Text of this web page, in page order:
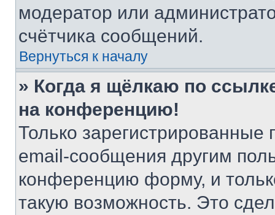
модератор или
счётчика сообщений.
Вернуться к началу
» Когда я щёлкаю по
на конференцию!
Только зарегистрированные
email-сообщения другим
конференцию форму, и
такую возможность. Это